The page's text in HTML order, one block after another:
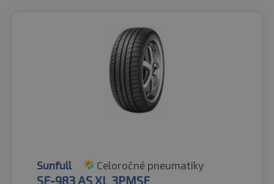
Sunfull Celoročné pneumatiky
SF-983 AS XL 3PMSF